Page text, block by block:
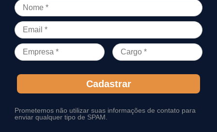
Cadastrar
Prometemos não utilizar suas informações de contato para
enviar qualquer tipo de SPAM.